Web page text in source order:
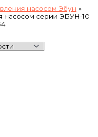
насосом Эбун
насосом серии ЭБУН-10